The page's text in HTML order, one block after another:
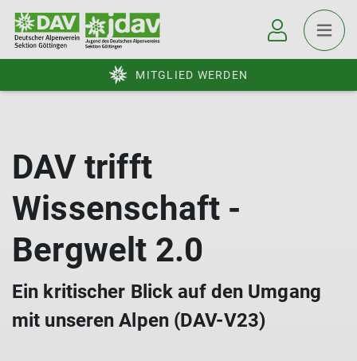
MITGLIED WERDEN
DAV trifft
Wissenschaft -
Bergwelt 2.0
Ein kritischer Blick auf den Umgang
mit unseren Alpen (DAV-V23)